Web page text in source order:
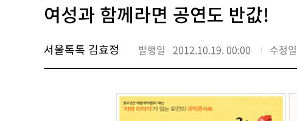
바
로
여성과 함께라면 공연도 반값!
서울톡톡 김효정 발행일 2012.10.19. 00:00 수정일